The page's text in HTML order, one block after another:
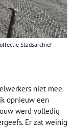
Stadsarchief
niet mee.
opnieuw een
werd volledig
Er zat weinig